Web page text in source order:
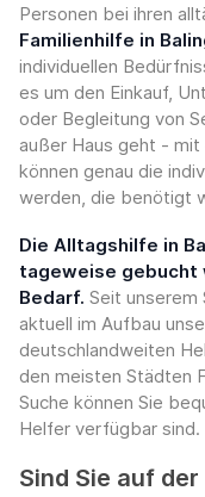
Personen bei ihren
Familienhilfe in
individuellen
es um den Einkauf,
oder Begleitung von
außer Haus geht - mit
können genau die
werden, die benötigt
Die Alltagshilfe in
tageweise gebucht
Bedarf. Seit unserem
aktuell im Aufbau
deutschlandweiten
den meisten Städten
Suche können Sie
Helfer verfügbar sind.
Sind Sie auf